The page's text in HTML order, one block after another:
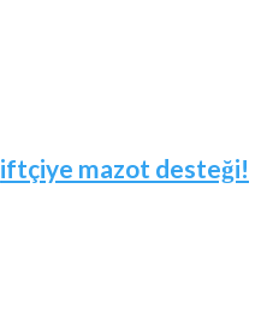
mazot desteği!